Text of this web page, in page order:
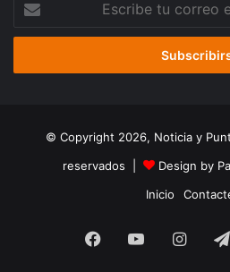
correo
© Copyright 2026, Noticia y
reservados |
Design by
Inicio
Facebook
YouTube